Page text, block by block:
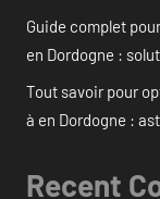
Guide complet
en Dordogne :
Tout savoir pour
à en Dordogne :
Recent